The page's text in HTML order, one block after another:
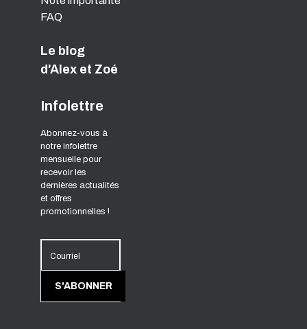
FAQ
Le blog
d'Alex et Zoé
Infolettre
Abonnez-vous à
notre infolettre
mensuelle pour
recevoir les
dernières actualités
et offres
promotionnelles !
Courriel
S'ABONNER